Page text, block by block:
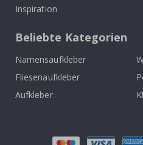
Inspiration
Beliebte Kategorien
Namensaufkleber
Fliesenaufkleber
Aufkleber